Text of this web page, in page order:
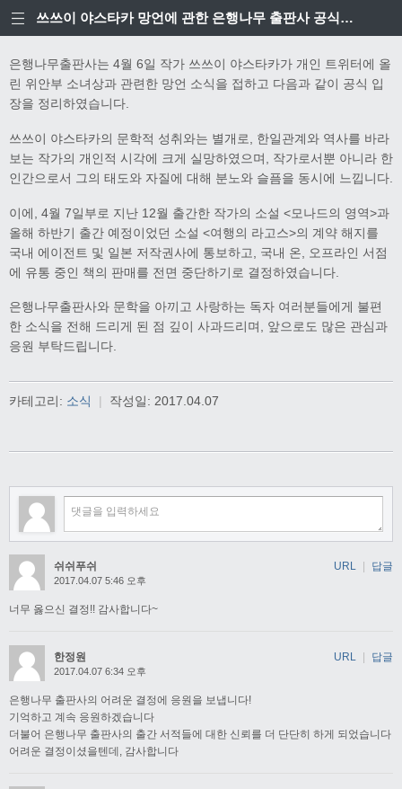
쓰쓰이 야스타카 망언에 관한 은행나무 출판사 공식입장
은행나무출판사는 4월 6일 작가 쓰쓰이 야스타카가 개인 트위터에 올
린 위안부 소녀상과 관련한 망언 소식을 접하고 다음과 같이 공식 입
장을 정리하였습니다.
쓰쓰이 야스타카의 문학적 성취와는 별개로, 한일관계와 역사를 바라
보는 작가의 개인적 시각에 크게 실망하였으며, 작가로서뿐 아니라 한
인간으로서 그의 태도와 자질에 대해 분노와 슬픔을 동시에 느낍니다.
이에, 4월 7일부로 지난 12월 출간한 작가의 소설 <모나드의 영역>과
올해 하반기 출간 예정이었던 소설 <여행의 라고스>의 계약 해지를
국내 에이전트 및 일본 저작권사에 통보하고, 국내 온, 오프라인 서점
에 유통 중인 책의 판매를 전면 중단하기로 결정하였습니다.
은행나무출판사와 문학을 아끼고 사랑하는 독자 여러분들에게 불편
한 소식을 전해 드리게 된 점 깊이 사과드리며, 앞으로도 많은 관심과
응원 부탁드립니다.
카테고리: 소식 | 작성일: 2017.04.07
쉬쉬푸쉬
2017.04.07 5:46 오후
너무 옳으신 결정!! 감사합니다~
URL | 답글
한정원
2017.04.07 6:34 오후
은행나무 출판사의 어려운 결정에 응원을 보냅니다!
기억하고 계속 응원하겠습니다
더불어 은행나무 출판사의 출간 서적들에 대한 신뢰를 더 단단히 하게 되었습니다
어려운 결정이셨을텐데, 감사합니다
URL | 답글